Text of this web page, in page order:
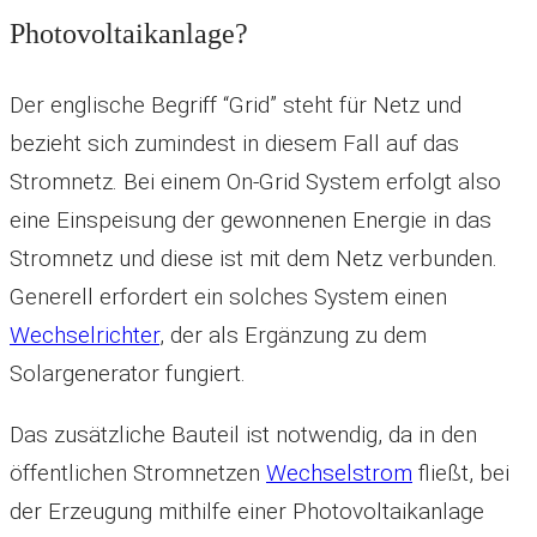
Photovoltaikanlage?
Der englische Begriff “Grid” steht für Netz und
bezieht sich zumindest in diesem Fall auf das
Stromnetz. Bei einem On-Grid System erfolgt also
eine Einspeisung der gewonnenen Energie in das
Stromnetz und diese ist mit dem Netz verbunden.
Generell erfordert ein solches System einen
Wechselrichter, der als Ergänzung zu dem
Solargenerator fungiert.
Das zusätzliche Bauteil ist notwendig, da in den
öffentlichen Stromnetzen Wechselstrom fließt, bei
der Erzeugung mithilfe einer Photovoltaikanlage